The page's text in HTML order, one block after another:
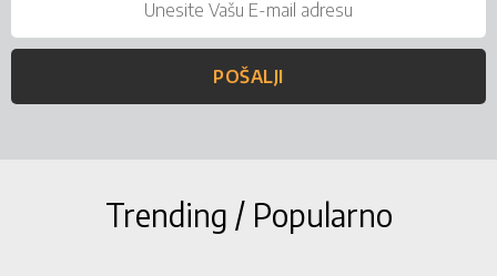
POŠALJI
Trending / Popularno